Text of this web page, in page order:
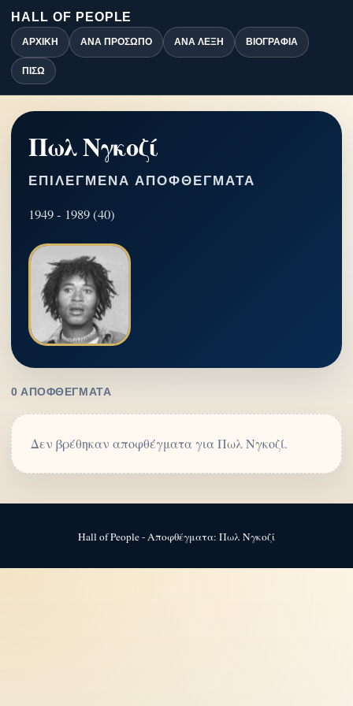
HALL OF PEOPLE
ΑΡΧΙΚΉ ΑΝΆ ΠΡΌΣΩΠΟ ΑΝΆ ΛΈΞΗ ΒΙΟΓΡΑΦΊΑ
ΠΊΣΩ
Πωλ Νγκοζί
ΕΠΙΛΕΓΜΈΝΑ ΑΠΟΦΘΈΓΜΑΤΑ
1949 - 1989 (40)
0 ΑΠΟΦΘΈΓΜΑΤΑ
Δεν βρέθηκαν αποφθέγματα για Πωλ Νγκοζί.
Hall of People - Αποφθέγματα: Πωλ Νγκοζί